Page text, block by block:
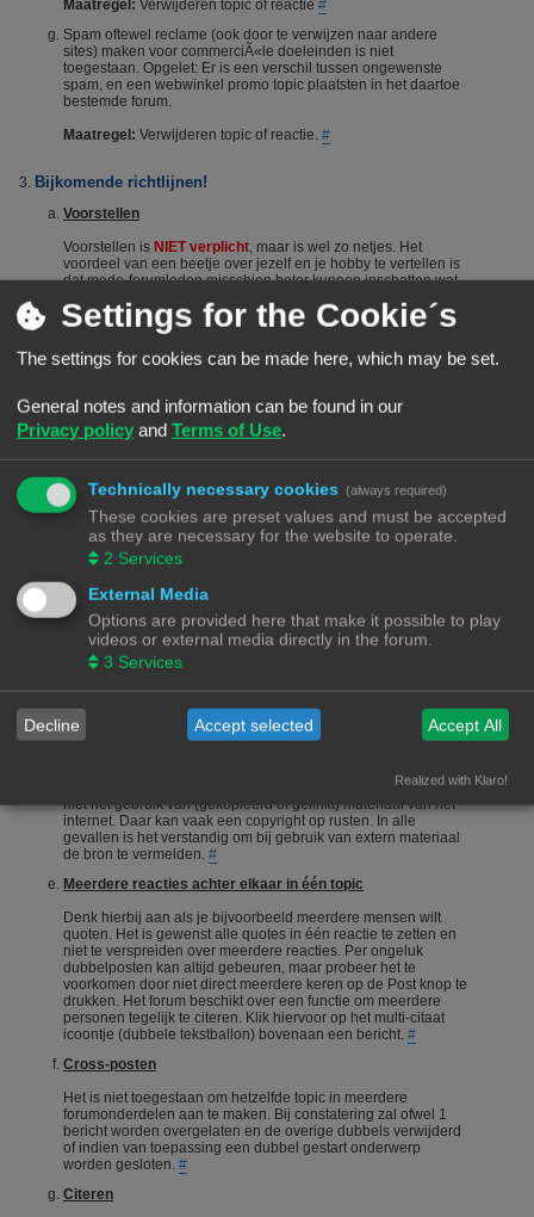
Maatregel: Verwijderen topic of reactie #
Spam oftewel reclame (ook door te verwijzen naar andere
sites) maken voor commerciÃ«le doeleinden is niet
toegestaan. Opgelet: Er is een verschil tussen ongewenste
spam, en een webwinkel promo topic plaatsten in het daartoe
bestemde forum.
Maatregel: Verwijderen topic of reactie. #
Bijkomende richtlijnen!
Voorstellen
Voorstellen is NIET verplicht , maar is wel zo netjes. Het
voordeel van een beetje over jezelf en je hobby te vertellen is
dat mede-forumleden misschien beter kunnen inschatten wat
Het voorstellen wordt dus vanuit het Forumteam wel
gestimuleerd maar niet verplicht. Echter, het is niet toegestaan
zich voor te stellen. Berichten die suggereren dat iemand zich
overtreden van deze regel kan een (tijdelijke) ban het gevolg
zijn.#
De zoekfunctie
Voordat je een vraag stelt: Het wordt aangeraden om het forum
te raadplegen via de zoekfunctie. Veel vragen zijn al vaker
gesteld op dit forum. De kans is groot dat je via de zoekfunctie
een antwoord vindt. Het laat ook zien dat je zelf ook actie
onderneemt en niet alleen maar een vraag stelt en gaat zitten
afwachten wie je het correcte antwoord geeft.
Een vraag stellen
Vragen stellen is 1 van de meeste gebruikte acties op een
forum. Echter is het bij een hobby als 3Dprinten ook van
belang dat de vragensteller naast het duidelijk formuleren van
zijn/haar vraag, ook aangeeft wat hij/zij zelf al heeft gedaan,
heeft opgezocht of heeft geconstateerd. Het wordt erg
gewaardeerd als je zelf meedenkt.#
Foto's en plaatjes
materiaal zal nooit een probleem zijn. Wees echter voorzichtig
met het gebruik van (gekopieerd of gelinkt) materiaal van het
internet. Daar kan vaak een copyright op rusten. In alle
gevallen is het verstandig om bij gebruik van extern materiaal
de bron te vermelden. #
Meerdere reacties achter elkaar in één topic
Denk hierbij aan als je bijvoorbeeld meerdere mensen wilt
quoten. Het is gewenst alle quotes in één reactie te zetten en
niet te verspreiden over meerdere reacties. Per ongeluk
dubbelposten kan altijd gebeuren, maar probeer het te
voorkomen door niet direct meerdere keren op de Post knop te
drukken. Het forum beschikt over een functie om meerdere
personen tegelijk te citeren. Klik hiervoor op het multi-citaat
icoontje (dubbele tekstballon) bovenaan een bericht. #
Cross-posten
Het is niet toegestaan om hetzelfde topic in meerdere
forumonderdelen aan te maken. Bij constatering zal ofwel 1
bericht worden overgelaten en de overige dubbels verwijderd
of indien van toepassing een dubbel gestart onderwerp
worden gesloten. #
Citeren
Settings for the Cookie´s
The settings for cookies can be made here, which may be set.
General notes and information can be found in our
Privacy policy and Terms of Use.
Technically necessary cookies (always required)
These cookies are preset values and must be accepted
as they are necessary for the website to operate.
2 Services
External Media
Options are provided here that make it possible to play
videos or external media directly in the forum.
3 Services
Decline Accept selected Accept All
Realized with Klaro!